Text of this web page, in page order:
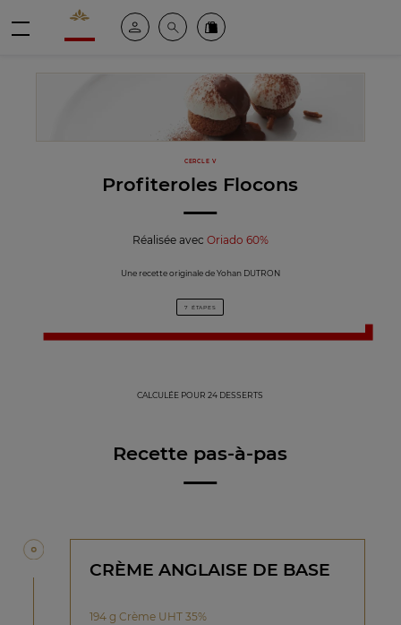
Valrhona - Imaginons le meilleur du chocolat
Espace clientRechercheCommandez en ligne
CERCLE V
Profiteroles Flocons
Réalisée avec Oriado 60%
Une recette originale de Yohan DUTRON
7 ÉTAPES
CALCULÉE POUR 24 DESSERTS
Recette pas-à-pas
CRÈME ANGLAISE DE BASE
194 g Crème UHT 35%